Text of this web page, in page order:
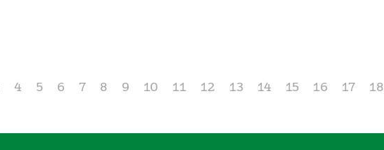
4 5 6 7 8 9 10 11 12 13 14 15 16 17 18